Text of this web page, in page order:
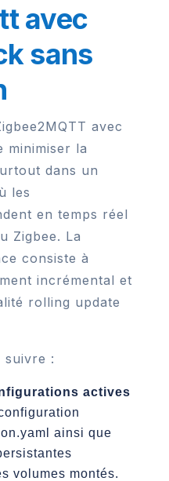
avec
sans
avec
minimiser la
dans un
les
en temps réel
Zigbee. La
consiste à
incrémental et
rolling update
suivre :
actives
ainsi que
volumes montés.